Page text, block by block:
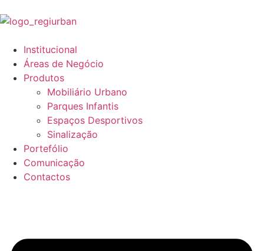
Institucional
Áreas de Negócio
Produtos
Mobiliário Urbano
Parques Infantis
Espaços Desportivos
Sinalização
Portefólio
Comunicação
Contactos